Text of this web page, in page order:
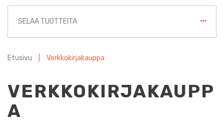
SELAA TUOTTEITA
Etusivu Verkkokirjakauppa
VERKKOKIRJAKAUPP
A